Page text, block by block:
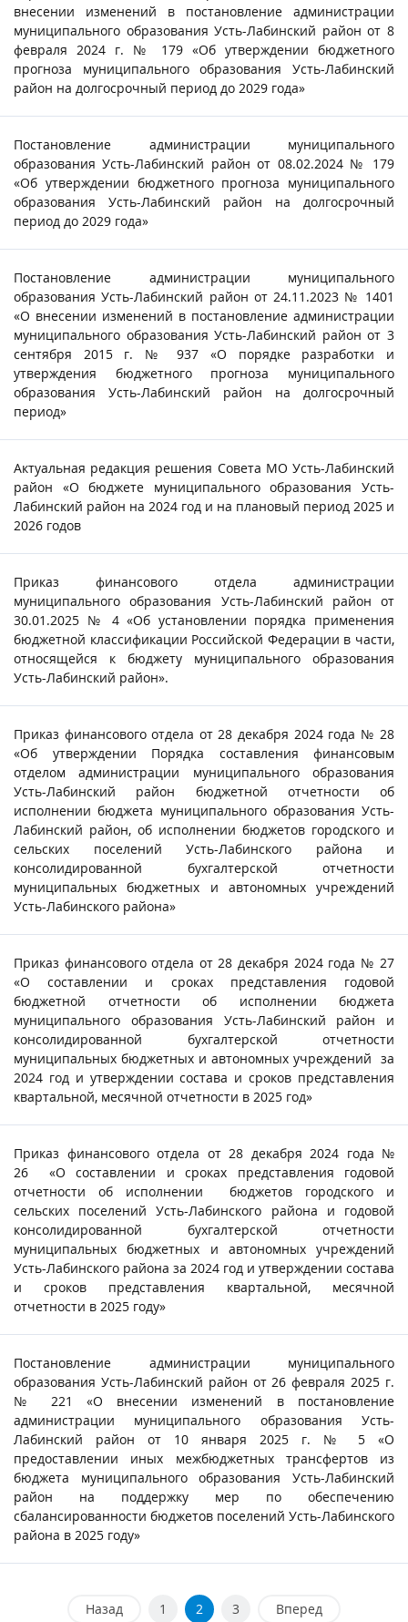
внесении изменений в постановление администрации
муниципального образования Усть-Лабинский район от 8
февраля 2024 г. № 179 «Об утверждении бюджетного
прогноза муниципального образования Усть-Лабинский
район на долгосрочный период до 2029 года»
Постановление администрации муниципального
образования Усть-Лабинский район от 08.02.2024 № 179
«Об утверждении бюджетного прогноза муниципального
образования Усть-Лабинский район на долгосрочный
период до 2029 года»
Постановление администрации муниципального
образования Усть-Лабинский район от 24.11.2023 № 1401
«О внесении изменений в постановление администрации
муниципального образования Усть-Лабинский район от 3
сентября 2015 г. № 937 «О порядке разработки и
утверждения бюджетного прогноза муниципального
образования Усть-Лабинский район на долгосрочный
период»
Актуальная редакция решения Совета МО Усть-Лабинский
район «О бюджете муниципального образования Усть-
Лабинский район на 2024 год и на плановый период 2025 и
2026 годов
Приказ финансового отдела администрации
муниципального образования Усть-Лабинский район от
30.01.2025 № 4 «Об установлении порядка применения
бюджетной классификации Российской Федерации в части,
относящейся к бюджету муниципального образования
Усть-Лабинский район».
Приказ финансового отдела от 28 декабря 2024 года № 28
«Об утверждении Порядка составления финансовым
отделом администрации муниципального образования
Усть-Лабинский район бюджетной отчетности об
исполнении бюджета муниципального образования Усть-
Лабинский район, об исполнении бюджетов городского и
сельских поселений Усть-Лабинского района и
консолидированной бухгалтерской отчетности
муниципальных бюджетных и автономных учреждений
Усть-Лабинского района»
Приказ финансового отдела от 28 декабря 2024 года № 27
«О составлении и сроках представления годовой
бюджетной отчетности об исполнении бюджета
муниципального образования Усть-Лабинский район и
консолидированной бухгалтерской отчетности
муниципальных бюджетных и автономных учреждений за
2024 год и утверждении состава и сроков представления
квартальной, месячной отчетности в 2025 год»
Приказ финансового отдела от 28 декабря 2024 года №
26 «О составлении и сроках представления годовой
отчетности об исполнении бюджетов городского и
сельских поселений Усть-Лабинского района и годовой
консолидированной бухгалтерской отчетности
муниципальных бюджетных и автономных учреждений
Усть-Лабинского района за 2024 год и утверждении состава
и сроков представления квартальной, месячной
отчетности в 2025 году»
Постановление администрации муниципального
образования Усть-Лабинский район от 26 февраля 2025 г.
№ 221 «О внесении изменений в постановление
администрации муниципального образования Усть-
Лабинский район от 10 января 2025 г. № 5 «О
предоставлении иных межбюджетных трансфертов из
бюджета муниципального образования Усть-Лабинский
район на поддержку мер по обеспечению
сбалансированности бюджетов поселений Усть-Лабинского
района в 2025 году»
Назад 1 2 3 Вперед